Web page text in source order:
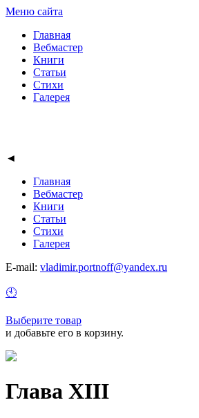
Меню сайта
Главная
Вебмастер
Книги
Статьи
Стихи
Галерея
◄
Главная
Вебмастер
Книги
Статьи
Стихи
Галерея
E-mail: vladimir.portnoff@yandex.ru
🕙
Выберите товар
и добавьте его в корзину.
Глава XIII